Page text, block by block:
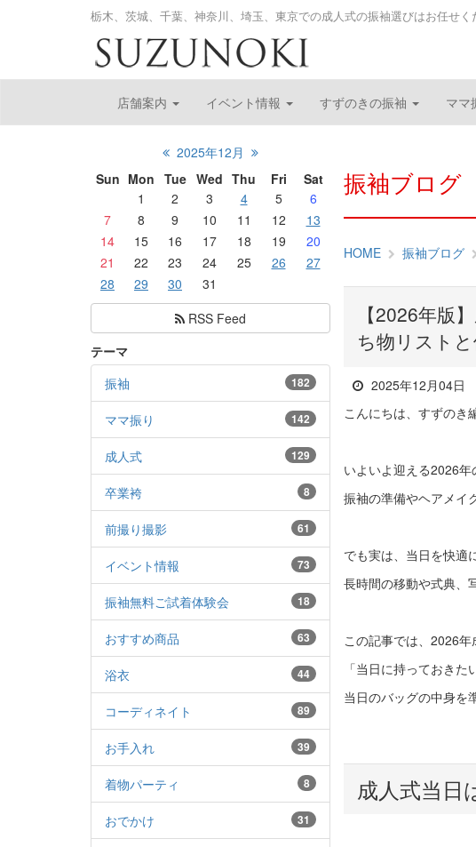
栃木、茨城、千葉、神奈川、埼玉、東京での成人式の振袖選びはお任せ
店舗案内 イベント情報 すずのきの振袖 ママ
2025年12月
Sun Mon Tue Wed Thu Fri
Sat
1
2 3 4 5
6
7
8 9 10 11 12
13
14
15 16 17 18 19
20
21
22 23 24 25 26
27
28
29 30
31
RSS Feed
テーマ
182
振袖
142
ママ振り
129
成人式
8
卒業袴
61
前撮り撮影
73
イベント情報
18
振袖無料ご試着体験会
63
おすすめ商品
44
浴衣
89
コーディネイト
39
お手入れ
8
着物パーティ
31
おでかけ
振袖ブログ
HOME 振袖ブログ
【2026年版
ち物リスト
2025年12月04日
こんにちは、すずのき
いよいよ迎える2026年
振袖の準備やヘアメイ
でも実は、当日を快適
長時間の移動や式典、
この記事では、 2026年
「当日に持っておき
当日のバッグの中身を
成人式当日